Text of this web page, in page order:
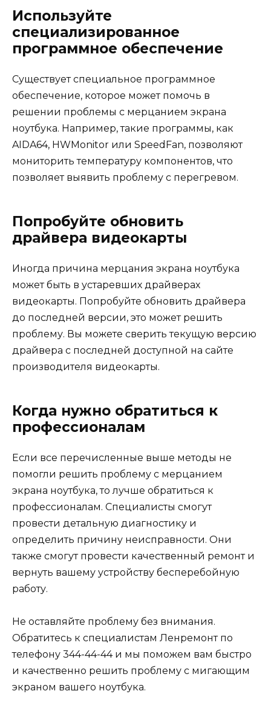
Используйте
специализированное
программное обеспечение
Существует специальное программное
обеспечение, которое может помочь в
решении проблемы с мерцанием экрана
ноутбука. Например, такие программы, как
AIDA64, HWMonitor или SpeedFan, позволяют
мониторить температуру компонентов, что
позволяет выявить проблему с перегревом.
Попробуйте обновить
драйвера видеокарты
Иногда причина мерцания экрана ноутбука
может быть в устаревших драйверах
видеокарты. Попробуйте обновить драйвера
до последней версии, это может решить
проблему. Вы можете сверить текущую версию
драйвера с последней доступной на сайте
производителя видеокарты.
Когда нужно обратиться к
профессионалам
Если все перечисленные выше методы не
помогли решить проблему с мерцанием
экрана ноутбука, то лучше обратиться к
профессионалам. Специалисты смогут
провести детальную диагностику и
определить причину неисправности. Они
также смогут провести качественный ремонт и
вернуть вашему устройству бесперебойную
работу.
Не оставляйте проблему без внимания.
Обратитесь к специалистам Ленремонт по
телефону 344-44-44 и мы поможем вам быстро
и качественно решить проблему с мигающим
экраном вашего ноутбука.